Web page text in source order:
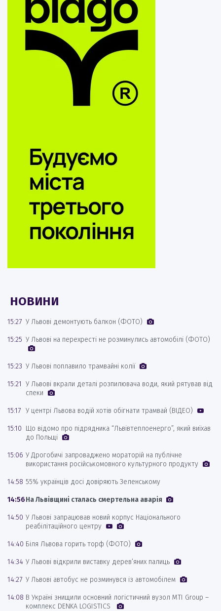
НОВИНИ
15:27 У Львові демонтують балкон (ФОТО)
15:25 У Львові на перехресті не розминулись автомобілі (ФОТО)
15:23 У Львові поплавило трамвайні колії
15:21 У Львові вкрали деталі розпилювача води, який рятував від
спеки
15:17 У центрі Львова водій хотів обігнати трамвай (ВІДЕО)
15:10 Що відомо про підрядника “Львівтеплоенерго”, який виїхав
до Польщі
15:06 У Дрогобичі запроваджено мораторій на публічне
використання російськомовного культурного продукту
14:58 55% українців досі довіряють Зеленському
14:56На Львівщині сталась смертельна аварія
14:50 У Львові запрацював новий корпус Національного
реабілітаційного центру
14:40 Біля Львова горить торф (ФОТО)
14:34 У Львові відкрили виставку дерев’яних палиць
14:27 У Львові автобус не розминувся із автомобілем
14:08 В Україні знищили основний логістичний вузол MTI Group –
комплекс DENKA LOGISTICS